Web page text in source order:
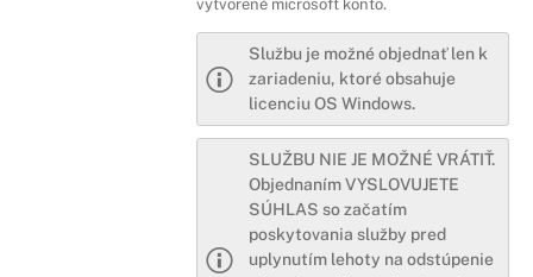
vytvorené microsoft konto.
Službu je možné objednať len k
zariadeniu, ktoré obsahuje
licenciu OS Windows.
SLUŽBU NIE JE MOŽNÉ VRÁTIŤ.
Objednaním VYSLOVUJETE
SÚHLAS so začatím
poskytovania služby pred
uplynutím lehoty na odstúpenie